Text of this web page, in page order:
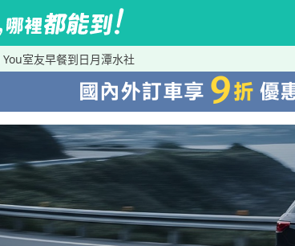
室友早餐到日月潭水社